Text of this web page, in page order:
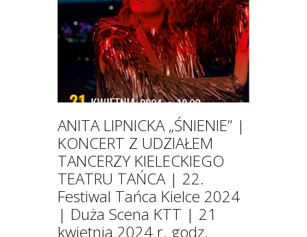
ANITA LIPNICKA „ŚNIENIE” |
KONCERT Z UDZIAŁEM
TANCERZY KIELECKIEGO
TEATRU TAŃCA | 22.
Festiwal Tańca Kielce 2024
| Duża Scena KTT | 21
kwietnia 2024 r. godz.